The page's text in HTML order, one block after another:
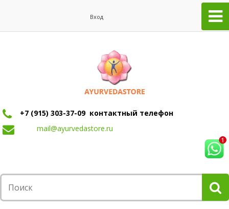
Вход
+7 (915) 303-37-09 контактный телефон
mail@ayurvedastore.ru